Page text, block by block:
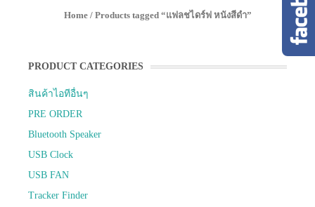
Home/ Products tagged “แฟลชไดร์ฟ หนังสีดำ”
PRODUCT CATEGORIES
สินค้าไอทีอื่นๆ
PRE ORDER
Bluetooth Speaker
USB Clock
USB FAN
Tracker Finder